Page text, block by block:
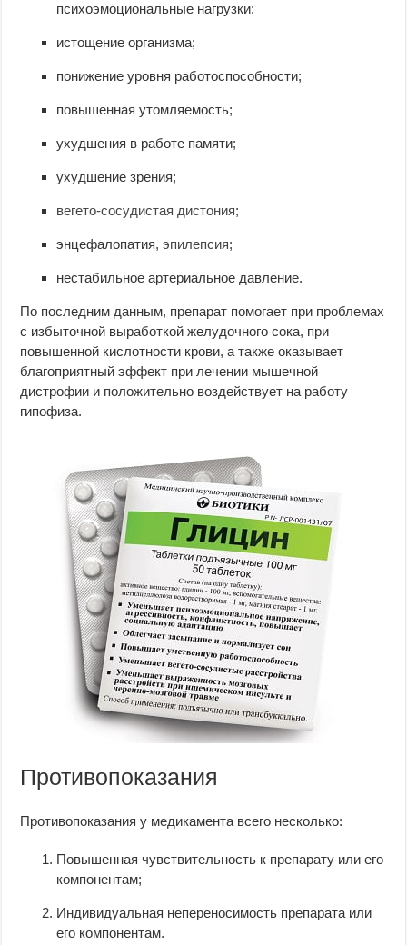
психоэмоциональные нагрузки;
истощение организма;
понижение уровня работоспособности;
повышенная утомляемость;
ухудшения в работе памяти;
ухудшение зрения;
вегето-сосудистая дистония;
энцефалопатия,эпилепсия;
нестабильное артериальное давление.
По последним данным, препарат помогает при проблемах
с избыточной выработкой желудочного сока, при
повышенной кислотности крови, а также оказывает
благоприятный эффект при лечении мышечной
дистрофии и положительно воздействует на работу
гипофиза.
Противопоказания
Противопоказания у медикамента всего несколько:
Повышенная чувствительность к препарату или его
компонентам;
Индивидуальная непереносимость препарата или
его компонентам.